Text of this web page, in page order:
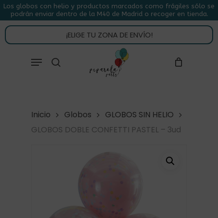
Skip
to
main
content
Los globos con helio y productos marcados como frágiles sólo se
podrán enviar dentro de la M40 de Madrid o recoger en tienda.
¡ELIGE TU ZONA DE ENVÍO!
Menu
CARRITO CLOSE
CART
Inicio Globos
GLOBOS SIN HELIO
GLOBOS DOBLE CONFETTI PASTEL – 3ud
Menu